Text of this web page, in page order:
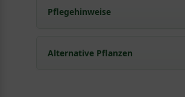
Pflegehinweise
Pflanz- und Pflegetipps Rosa
Alternative Pflanzen